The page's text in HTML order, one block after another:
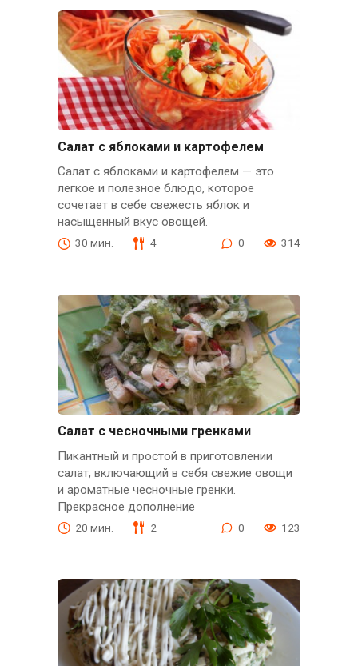
Салат с яблоками и картофелем
Салат с яблоками и картофелем — это
легкое и полезное блюдо, которое
сочетает в себе свежесть яблок и
насыщенный вкус овощей.
30 мин. 4 0 314
Салат с чесночными гренками
Пикантный и простой в приготовлении
салат, включающий в себя свежие овощи
и ароматные чесночные гренки.
Прекрасное дополнение
20 мин. 2 0 123